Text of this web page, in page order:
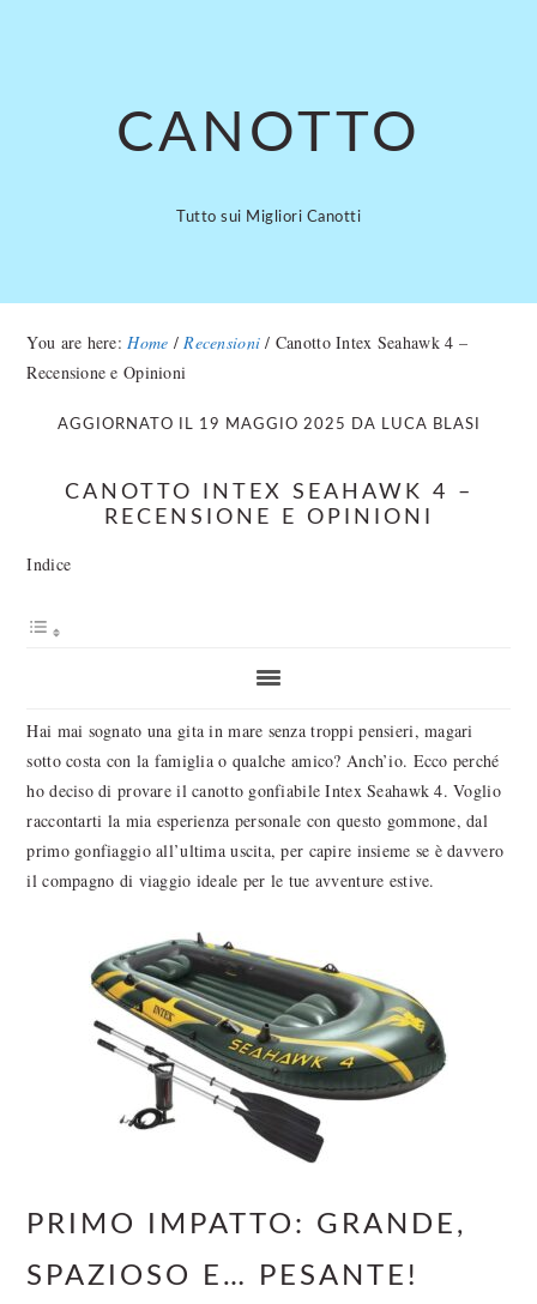
CANOTTO
Tutto sui Migliori Canotti
You are here:Home / Recensioni / Canotto Intex Seahawk 4 –
Recensione e Opinioni
AGGIORNATO IL 19 MAGGIO 2025 DA LUCA BLASI
CANOTTO INTEX SEAHAWK 4 –
RECENSIONE E OPINIONI
Indice
Hai mai sognato una gita in mare senza troppi pensieri, magari
sotto costa con la famiglia o qualche amico? Anch’io. Ecco perché
ho deciso di provare il canotto gonfiabile Intex Seahawk 4. Voglio
raccontarti la mia esperienza personale con questo gommone, dal
primo gonfiaggio all’ultima uscita, per capire insieme se è davvero
il compagno di viaggio ideale per le tue avventure estive.
PRIMO IMPATTO: GRANDE,
SPAZIOSO E… PESANTE!